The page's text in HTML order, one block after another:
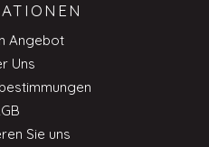
Angebot
Uns
Sie uns